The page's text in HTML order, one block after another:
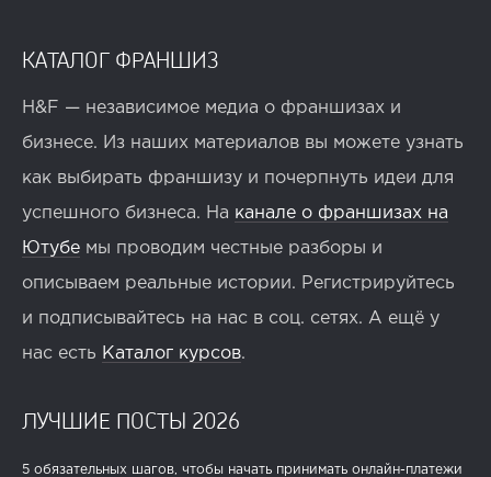
КАТАЛОГ ФРАНШИЗ
H&F — независимое медиа о франшизах и
бизнесе. Из наших материалов вы можете узнать
как выбирать франшизу и почерпнуть идеи для
успешного бизнеса. На канале о франшизах на
Ютубе мы проводим честные разборы и
описываем реальные истории. Регистрируйтесь
и подписывайтесь на нас в соц. сетях. А ещё у
нас есть Каталог курсов.
ЛУЧШИЕ ПОСТЫ 2026
5 обязательных шагов, чтобы начать принимать онлайн-платежи